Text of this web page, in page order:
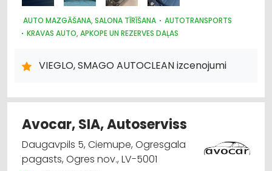
AUTO MAZGĀŠANA, SALONA TĪRĪŠANA
AUTOTRANSPORTS
KRAVAS AUTO, APKOPE UN REZERVES DAĻAS
VIEGLO, SMAGO AUTOCLEAN izcenojumi
Avocar, SIA, Autoserviss
Daugavpils 5, Ciemupe, Ogresgala
pagasts, Ogres nov., LV-5001